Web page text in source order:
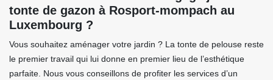
tonte de gazon à Rosport-mompach au
Luxembourg ?
Vous souhaitez aménager votre jardin ? La tonte de pelouse reste
le premier travail qui lui donne en premier lieu de l’esthétique
parfaite. Nous vous conseillons de profiter les services d’un